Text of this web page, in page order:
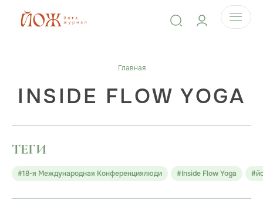
Главная
INSIDE FLOW YOGA
ТЕГИ
#18-я Международная Конференциялюди #Inside Flow Yoga